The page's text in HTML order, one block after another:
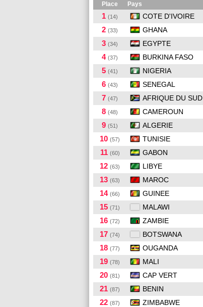
Place Pays
1 (14) COTE D'IVOIRE
2 (33) GHANA
3 (34) EGYPTE
4 (37) BURKINA FASO
5 (41) NIGERIA
6 (43) SENEGAL
7 (47) AFRIQUE DU SUD
8 (48) CAMEROUN
9 (51) ALGERIE
10 (57) TUNISIE
11 (60) GABON
12 (63) LIBYE
13 (63) MAROC
14 (66) GUINEE
15 (71) MALAWI
16 (72) ZAMBIE
17 (74) BOTSWANA
18 (77) OUGANDA
19 (78) MALI
20 (81) CAP VERT
21 (87) BENIN
22 (87) ZIMBABWE